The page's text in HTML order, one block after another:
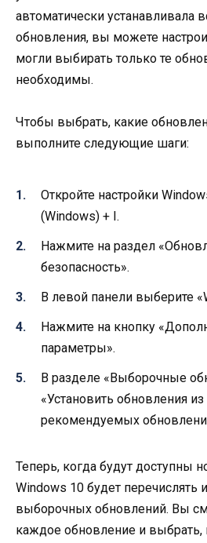
автоматически устанавливала
обновления, вы можете
могли выбирать только те
необходимы.
Чтобы выбрать, какие
выполните следующие шаги:
Откройте настройки
(Windows) + I.
Нажмите на раздел
безопасность».
В левой панели выберите
Нажмите на кнопку
параметры».
В разделе «Выборочные
«Установить обновления из
рекомендуемых
Теперь, когда будут доступны
Windows 10 будет перечислять
выборочных обновлений. Вы
каждое обновление и выбрать,